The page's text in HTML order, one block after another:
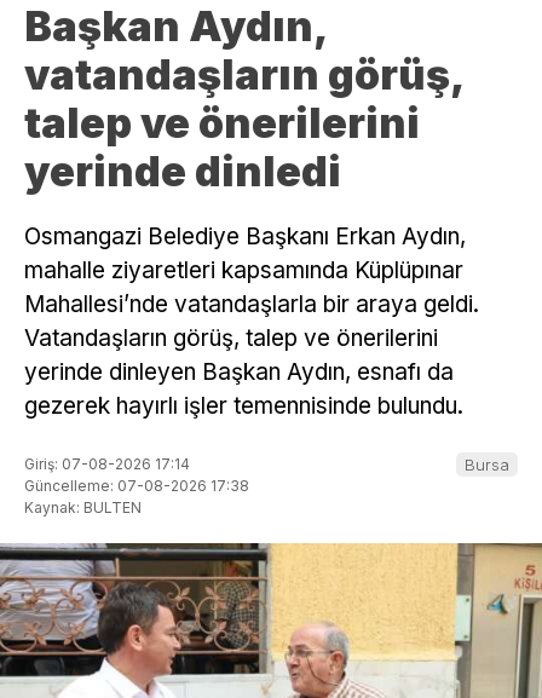
Başkan Aydın,
vatandaşların görüş,
talep ve önerilerini
yerinde dinledi
Osmangazi Belediye Başkanı Erkan Aydın,
mahalle ziyaretleri kapsamında Küplüpınar
Mahallesi’nde vatandaşlarla bir araya geldi.
Vatandaşların görüş, talep ve önerilerini
yerinde dinleyen Başkan Aydın, esnafı da
gezerek hayırlı işler temennisinde bulundu.
Giriş: 07-08-2026 17:14
Güncelleme: 07-08-2026 17:38
Kaynak: BULTEN
Bursa